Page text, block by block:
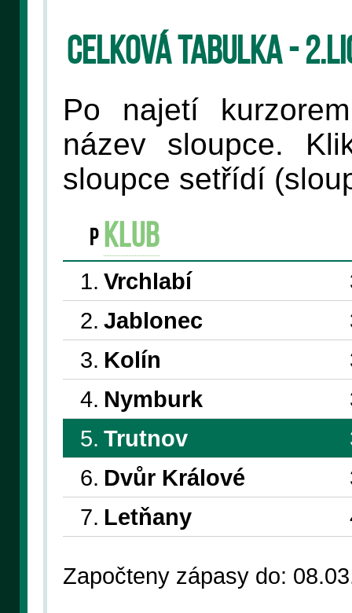
Celková tabulka -
Po najetí
název sloupce.
sloupce setřídí
P klub
1. Vrchlabí
2. Jablonec
3. Kolín
4. Nymburk
5. Trutnov
6. Dvůr Králové
7. Letňany
Započteny zápasy do: